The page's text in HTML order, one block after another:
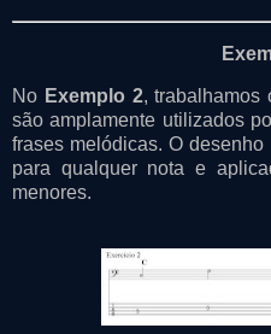
No Exemplo 2, trabalhamos
são amplamente utilizados
frases melódicas. O
para qualquer nota e
menores.